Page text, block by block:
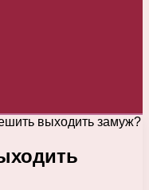
выходить замуж?